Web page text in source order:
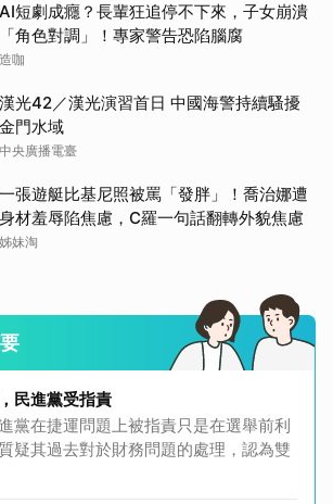
AI短劇成癮？長輩狂追停不下來，子女崩潰
「角色對調」！專家警告恐陷腦腐
造咖
漢光42／漢光演習首日 中國海警持續騷擾
金門水域
中央廣播電臺
一張遊艇比基尼照被罵「發胖」！喬治娜遭
身材羞辱陷焦慮，C羅一句話翻轉外貌焦慮
姊妹淘
民進黨受指責
黨在捷運問題上被指責只是在選舉前利
疑其過去對於財務問題的處理，認為雙